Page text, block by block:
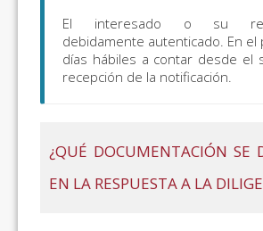
El interesado o su
debidamente autenticado. En el
días hábiles a contar desde el
recepción de la notificación.
¿QUÉ DOCUMENTACIÓN SE
EN LA RESPUESTA A LA